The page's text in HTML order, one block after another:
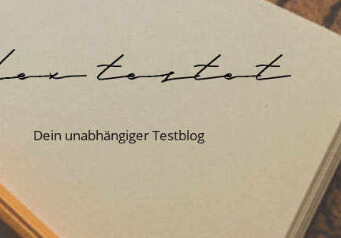
Dein unabhängiger Testblog